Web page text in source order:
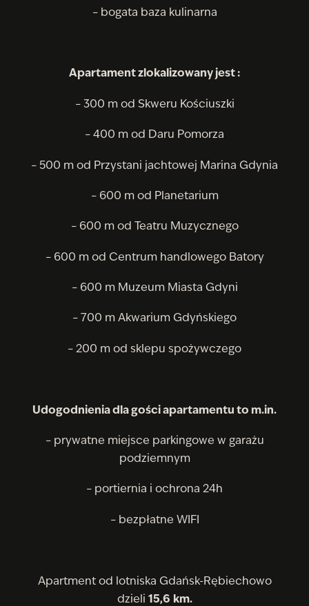
– bogata baza kulinarna
Apartament zlokalizowany jest :
– 300 m od Skweru Kościuszki
– 400 m od Daru Pomorza
– 500 m od Przystani jachtowej Marina Gdynia
– 600 m od Planetarium
– 600 m od Teatru Muzycznego
– 600 m od Centrum handlowego Batory
– 600 m Muzeum Miasta Gdyni
– 700 m Akwarium Gdyńskiego
– 200 m od sklepu spożywczego
Udogodnienia dla gości apartamentu to m.in.
– prywatne miejsce parkingowe w garażu
podziemnym
– portiernia i ochrona 24h
– bezpłatne WIFI
Apartment od lotniska Gdańsk-Rębiechowo
dzieli 15,6 km.